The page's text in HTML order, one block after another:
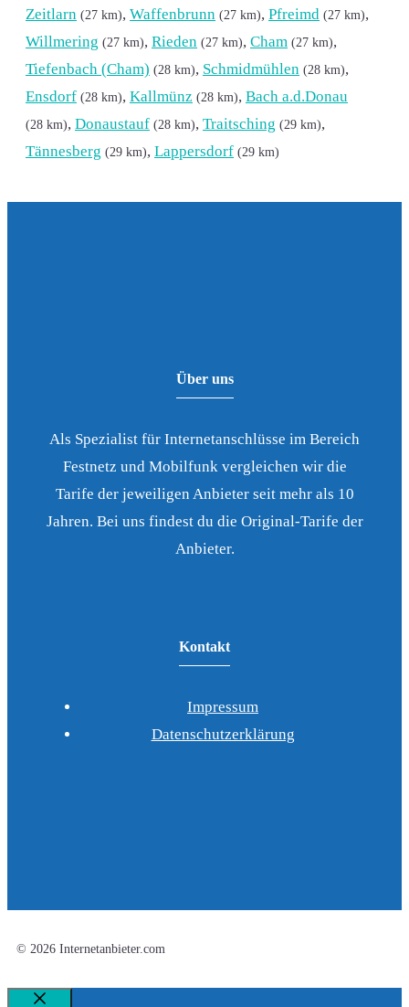
Zeitlarn (27 km), Waffenbrunn (27 km), Pfreimd (27 km),
Willmering (27 km), Rieden (27 km), Cham (27 km),
Tiefenbach (Cham) (28 km), Schmidmühlen (28 km),
Ensdorf (28 km), Kallmünz (28 km), Bach a.d.Donau
(28 km), Donaustauf (28 km), Traitsching (29 km),
Tännesberg (29 km), Lappersdorf (29 km)
Über uns
Als Spezialist für Internetanschlüsse im Bereich
Festnetz und Mobilfunk vergleichen wir die
Tarife der jeweiligen Anbieter seit mehr als 10
Jahren. Bei uns findest du die Original-Tarife der
Anbieter.
Kontakt
Impressum
Datenschutzerklärung
© 2026 Internetanbieter.com